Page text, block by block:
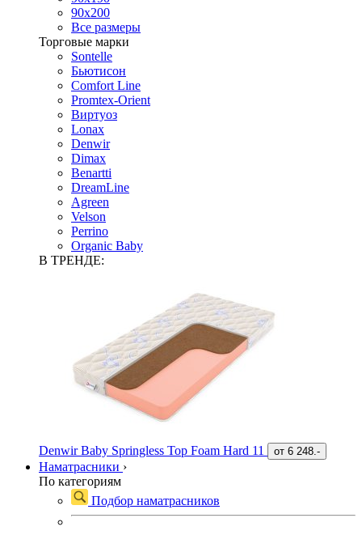
90х200
Все размеры
Торговые марки
Sontelle
Бьютисон
Comfort Line
Promtex-Orient
Виртуоз
Lonax
Denwir
Dimax
Benartti
DreamLine
Agreen
Velson
Perrino
Organic Baby
В ТРЕНДЕ:
Denwir Baby Springless Top Foam Hard 11 от 6 248.-
Наматрасники ›
По категориям
Подбор наматрасников